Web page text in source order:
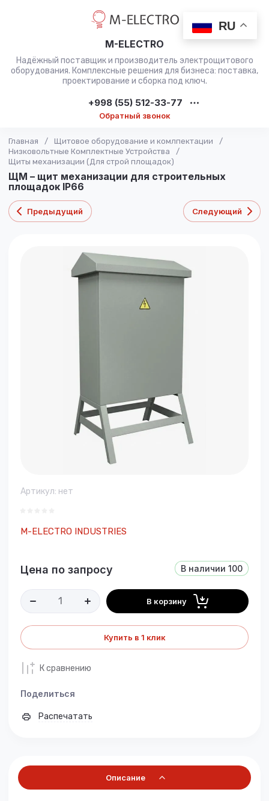
RU
M-ELECTRO
Надёжный поставщик и производитель электрощитового
оборудования. Комплексные решения для бизнеса: поставка,
проектирование и сборка под ключ.
+998 (55) 512-33-77
Обратный звонок
Главная / Щитовое оборудование и комлпектации
/
Низковольтные Комплектные Устройства
/
Щиты механизации (Для строй площадок)
ЩМ – щит механизации для строительных
площадок IP66
Предыдущий Следующий
Артикул: нет
M-ELECTRO INDUSTRIES
В наличии 100
Цена по запросу
В корзину
Купить в 1 клик
К сравнению
Поделиться
Распечатать
Описание